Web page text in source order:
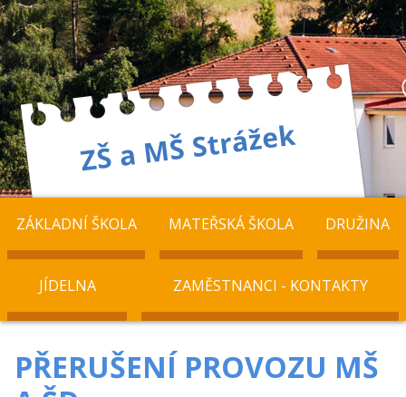
ZÁKLADNÍ ŠKOLA MATEŘSKÁ ŠKOLA DRUŽINA
JÍDELNA ZAMĚSTNANCI - KONTAKTY
PŘERUŠENÍ PROVOZU MŠ